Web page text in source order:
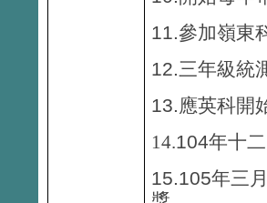
11.參加嶺東
12.三年級統
13.應英科開
14.104年十
15.105年三